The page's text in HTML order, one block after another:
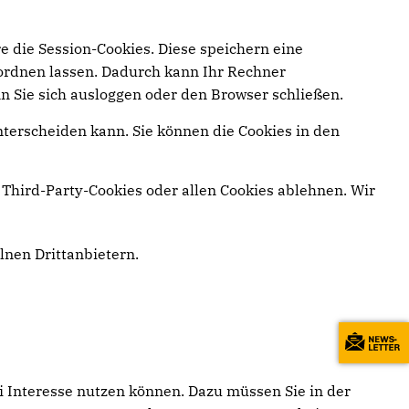
Session-Cookies. Diese speichern eine
lassen. Dadurch kann Ihr Rechner
Sie sich ausloggen oder den Browser schließen.
kann. Sie können die Cookies in den
Party-Cookies oder allen Cookies ablehnen. Wir
Drittanbietern.
nutzen können. Dazu müssen Sie in der